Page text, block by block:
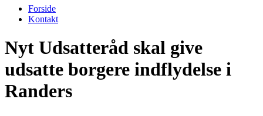
Forside
Kontakt
Nyt Udsatteråd skal give
udsatte borgere indflydelse i
Randers